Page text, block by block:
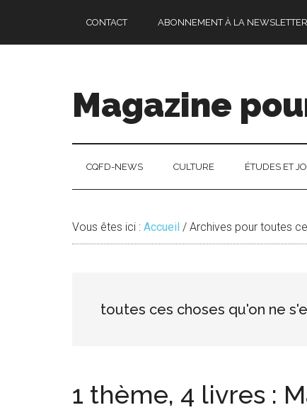
contenu
secondary
la
CONTACT ABONNEMENT À LA NEWSLETTER
Magazine
CQFD-NEWS CULTURE ÉTUDES ET
Vous êtes ici : Accueil / Archives pour toutes
toutes ces choses qu'on ne
1 thème, 4 livres :